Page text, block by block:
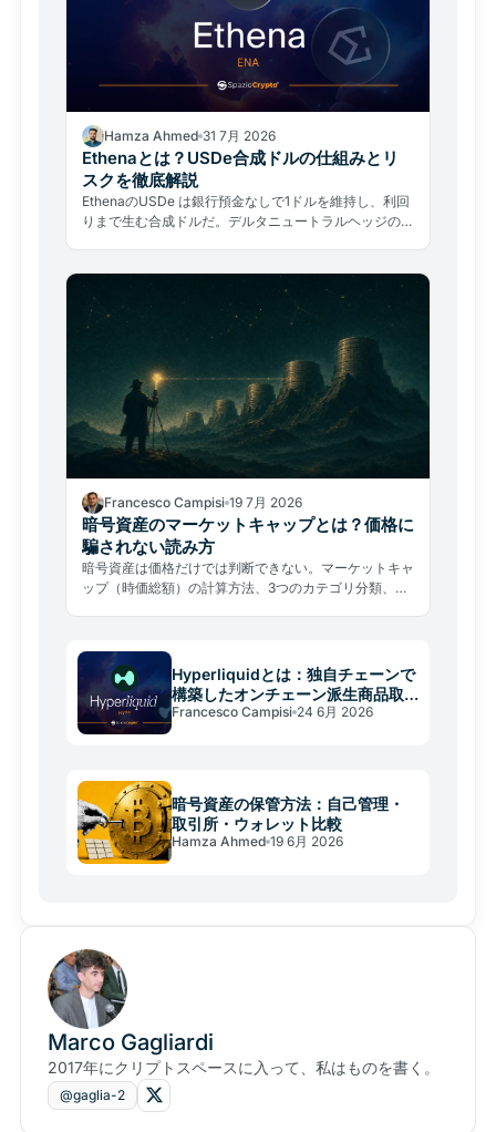
Hamza Ahmed 31 7月 2026
Ethenaとは？USDe合成ドルの仕組みとリ
スクを徹底解説
EthenaのUSDe は銀行預金なしで1ドルを維持し、利回
りまで生む合成ドルだ。デルタニュートラルヘッジの仕
Francesco Campisi 19 7月 2026
暗号資産のマーケットキャップとは？価格に
騙されない読み方
暗号資産は価格だけでは判断できない。マーケットキャ
ップ（時価総額）の計算方法、3つのカテゴリ分類、希
Hyperliquidとは：独自チェーンで
構築したオンチェーン派生商品取
引所
Francesco Campisi 24 6月 2026
暗号資産の保管方法：自己管理・
取引所・ウォレット比較
Hamza Ahmed 19 6月 2026
Marco Gagliardi
2017年にクリプトスペースに入って、私はものを書く。
@gaglia-2